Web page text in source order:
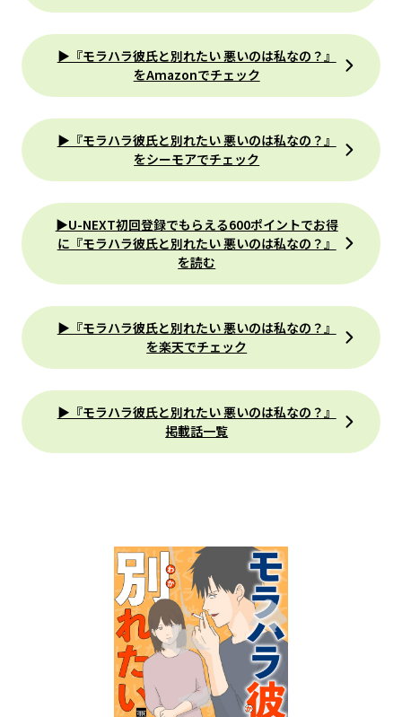
▶『モラハラ彼氏と別れたい 悪いのは私なの？』
をAmazonでチェック
▶『モラハラ彼氏と別れたい 悪いのは私なの？』
をシーモアでチェック
▶U-NEXT初回登録でもらえる600ポイントでお得
に『モラハラ彼氏と別れたい 悪いのは私なの？』
を読む
▶『モラハラ彼氏と別れたい 悪いのは私なの？』
を楽天でチェック
▶『モラハラ彼氏と別れたい 悪いのは私なの？』
掲載話一覧